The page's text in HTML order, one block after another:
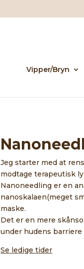
Vipper/Bryn
Jeg starter med at
modtage terapeutisk
Nanoneedling er en
nanoskalaen(meget
maske.
Det er en mere
under hudens barriere
Se ledige tider